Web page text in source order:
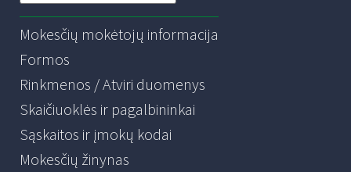
Mokesčių mokėtojų informacija
Formos
Rinkmenos / Atviri duomenys
Skaičiuoklės ir pagalbininkai
Sąskaitos ir įmokų kodai
Mokesčių žinynas